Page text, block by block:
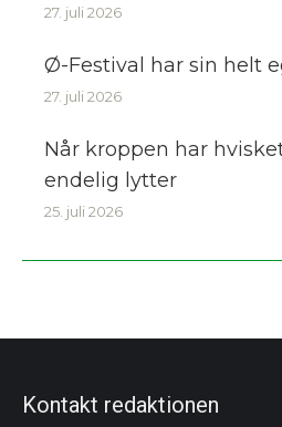
27. juli 2026
Ø-Festival har sin helt
27. juli 2026
Når kroppen har
endelig lytter
25. juli 2026
Kontakt redaktionen